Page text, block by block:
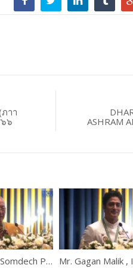
าา
๖
ASHRAM
His Holiness Somdech Preah Mahasangharajah Bour Kry, Cambodia Mr. Gagan Malik ,